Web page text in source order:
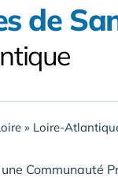
de
» Loire-
Communauté